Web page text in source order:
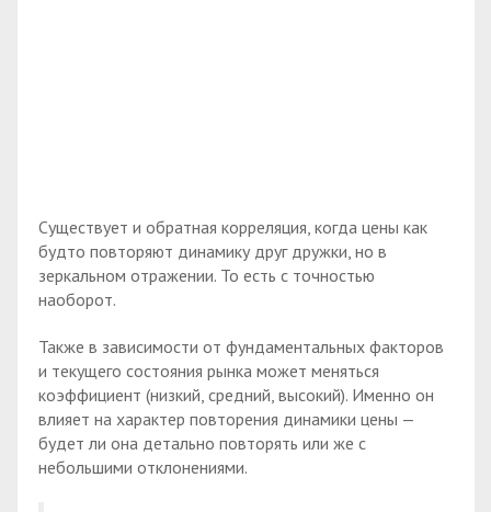
Существует и обратная корреляция, когда цены как
будто повторяют динамику друг дружки, но в
зеркальном отражении. То есть с точностью
наоборот.
Также в зависимости от фундаментальных факторов
и текущего состояния рынка может меняться
коэффициент (низкий, средний, высокий). Именно он
влияет на характер повторения динамики цены —
будет ли она детально повторять или же с
небольшими отклонениями.